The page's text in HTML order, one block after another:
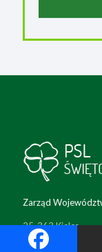
Zarząd
25-363 Kielce,
ul. Wesoła 47/49 II p